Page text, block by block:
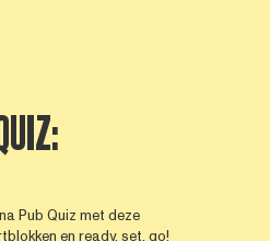
Pub Quiz met deze
en ready, set, go!